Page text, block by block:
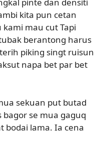
kita pun cetan
mau cut Tapi
berantong harus
piking singt ruisun
napa bet par bet
sekuan put butad
se mua gaguq
bodai lama. Ia cena